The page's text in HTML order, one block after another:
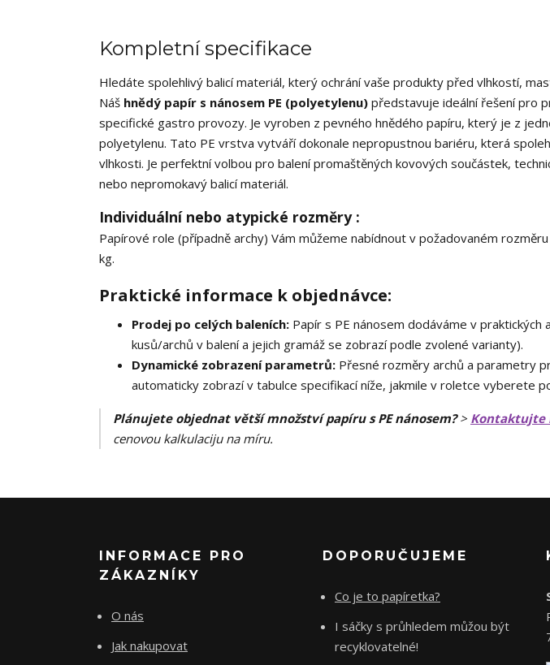
Kompletní specifikace
Hledáte spolehlivý balicí materiál, který ochrání vaše produkty před vlhkostí,
Náš hnědý papír s nánosem PE (polyetylenu) představuje ideální řešení pro
specifické gastro provozy. Je vyroben z pevného hnědého papíru, který je z
polyetylenu. Tato PE vrstva vytváří dokonale nepropustnou bariéru, která
vlhkosti. Je perfektní volbou pro balení promaštěných kovových součástek,
nebo nepromokavý balicí materiál.
Individuální nebo atypické rozměry :
Papírové role (případně archy) Vám můžeme nabídnout v požadovaném
kg.
Praktické informace k objednávce:
Prodej po celých baleních: Papír s PE nánosem dodáváme v
kusů/archů v balení a jejich gramáž se zobrazí podle zvolené varianty).
Dynamické zobrazení parametrů: Přesné rozměry archů a parametry
automaticky zobrazí v tabulce specifikací níže, jakmile v roletce vyberete
Plánujete objednat větší množství papíru s PE nánosem?> Kontaktujte
cenovou kalkulaciju na míru.
INFORMACE PRO
ZÁKAZNÍKY
O nás
Jak nakupovat
DOPORUČUJEME
Co je to papíretka?
I sáčky s průhledem můžou být
recyklovatelné!